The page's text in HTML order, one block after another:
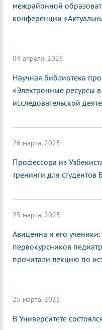
межрайонной
конференции
04 апреля, 2025
Научная библиотека
«Электронные ресурсы
исследовательской
26 марта, 2025
Профессора из
тренинги для студентов
25 марта, 2025
Авиценна и его ученики:
первокурсников
прочитали лекцию по
25 марта, 2025
В Университете